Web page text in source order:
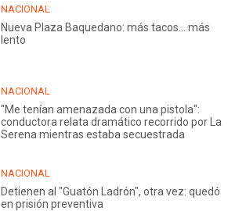
NACIONAL
Nueva Plaza Baquedano: más tacos... más
lento
NACIONAL
"Me tenían amenazada con una pistola":
conductora relata dramático recorrido por La
Serena mientras estaba secuestrada
NACIONAL
Detienen al "Guatón Ladrón", otra vez: quedó
en prisión preventiva